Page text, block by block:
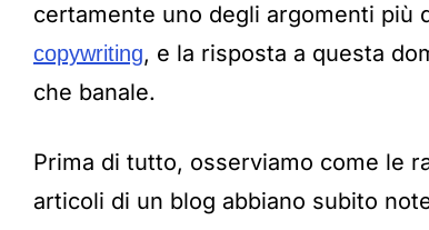
certamente uno degli argomenti più
copywriting, e la risposta a questa
che banale.
Prima di tutto, osserviamo come le
articoli di un blog abbiano subito